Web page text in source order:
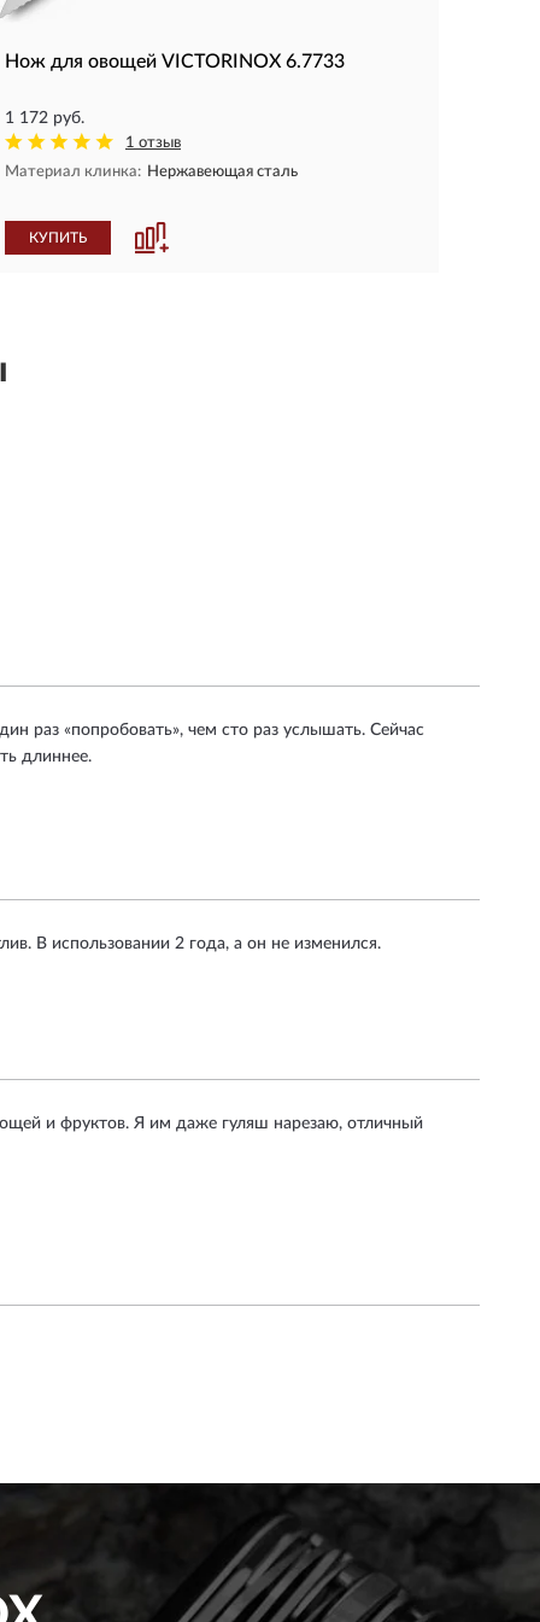
Нож для овощей VICTORINOX 6.7733
1 172 руб.
1 отзыв
Материал клинка: Нержавеющая сталь
КУПИТЬ
раз «попробовать», чем сто раз услышать. Сейчас
длиннее.
В использовании 2 года, а он не изменился.
и фруктов. Я им даже гуляш нарезаю, отличный